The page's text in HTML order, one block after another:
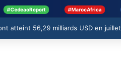
#CedeaoReport #MarocAfrica
atteint 56,29 milliards USD en juillet